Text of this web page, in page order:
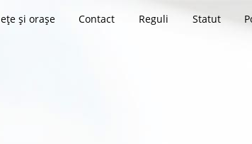
și orașe Contact Reguli Statut